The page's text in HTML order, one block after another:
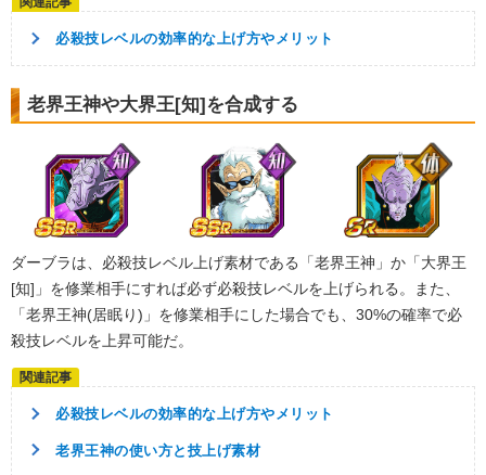
必殺技レベルの効率的な上げ方やメリット
老界王神や大界王[知]を合成する
ダーブラは、必殺技レベル上げ素材である「老界王神」か「大界王
[知]」を修業相手にすれば必ず必殺技レベルを上げられる。また、
「老界王神(居眠り)」を修業相手にした場合でも、30%の確率で必
殺技レベルを上昇可能だ。
必殺技レベルの効率的な上げ方やメリット
老界王神の使い方と技上げ素材